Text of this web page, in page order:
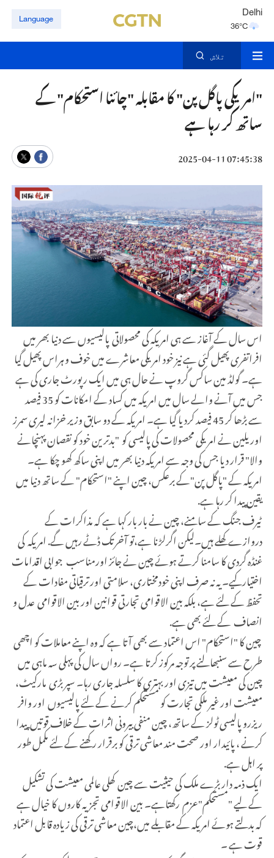
Delhi
36°C
Hyderabad
Language
تلاش
"امریکی پاگل پن" کا مقابلہ "چائنا استحکام" کے
ساتھ کر رہا ہے
07:45:38 2025-04-11
اس سال کے آغاز سے ہی امریکہ کی محصولاتی پالیسیوں سے دنیا بھر میں
افراتفری پھیل گئی ہے نیز خود امریکی معاشرے میں خوف و ہراس پھیل گیا
ہے۔ گولڈ مین ساکس گروپ نے حال ہی میں ایک رپورٹ جاری کی ہے
جس میں آنے والے سال میں امریکہ میں کساد کے امکانات کو 35 فیصد
سے بڑھا کر 45 فیصد کردیا گیا ہے۔ امریکہ کے دو سابق وزیر خزانہ لیری سمرز
اور یلین نے امریکی محصولات کی پالیسی کو "بدترین خود کو نقصان پہنچانے
والا" قرار دیا جس کی وجہ سے امریکہ دنیا بھر میں اپنی ساکھ کھو چکا ہے۔
امریکہ کے "پاگل پن"کے برعکس، چین اپنے "استحکام" کے ساتھ دنیا میں
یقین پیدا کر رہا ہے.
ٹیرف جنگ کے سامنے، چین نے بار بار کہا ہے کہ مذاکرات کے
دروازے کھلے ہیں۔لیکن اگرلڑنا ہے،تو آخرتک ڈٹے رہیں گے. امریکہ کی
غنڈہ گردی کا سامنا کرتے ہوئے چین نے جائز اورمناسب جوابی اقدامات
اختیارکیے۔ یہ نہ صرف اپنی خودمختاری، سلامتی اور ترقیاتی مفادات کے
تحفظ کے لئے ہے، بلکہ بین الاقوامی تجارتی قوانین اور بین الاقوامی عدل و
انصاف کے لئے بھی ہے.
چین کا "استحکام" اس اعتماد سے بھی آتا ہے کہ وہ اپنے معاملات کو اچھی
طرح سے سنبھالنے پر توجہ مرکوز کرتا ہے۔ رواں سال کی پہلی سہ ماہی میں
چین کی معیشت میں تیزی اور بہتری کا سلسلہ جاری رہا۔ سپر بڑی مارکیٹ،
معیشت اور غیر ملکی تجارت کو مستحکم کرنے کے لئے پالیسیوں اور وافر
ریزرو پالیسی ٹولز کے ساتھ، چین منفی بیرونی اثرات کے خلاف قوتیں پیدا
کرنے ، پائیدار اور صحت مند معاشی ترقی کو برقرار رکھنے کے لئے مکمل طور
پر اہل ہے.
ایک ذمہ دار بڑے ملک کی حیثیت سے چین کھلی عالمی معیشت کی تشکیل
کے لیے "مستحکم"عزم رکھتاہے۔ بین الاقوامی تجزیہ کاروں کا خیال ہے
کہ بدلتے ہوئے امریکہ کے مقابلے میں،چین معاشی ترقی کی زیادہ قابل اعتماد
قوت ہے ۔